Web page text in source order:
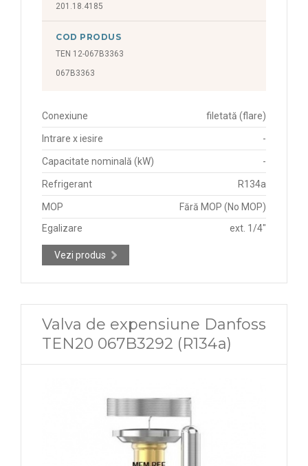
201.18.4185
COD PRODUS
TEN 12-067B3363
067B3363
Conexiune filetată (flare)
Intrare x iesire -
Capacitate nominală (kW) -
Refrigerant R134a
MOP
Fără MOP (No MOP)
Egalizare
ext. 1/4"
Vezi produs
Valva de expensiune Danfoss
TEN20 067B3292 (R134a)